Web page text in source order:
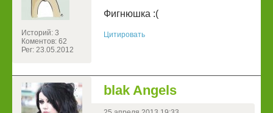
Историй: 3
Коментов: 62
Рег: 23.05.2012
Фигнюшка :(
Цитировать
blak Angels